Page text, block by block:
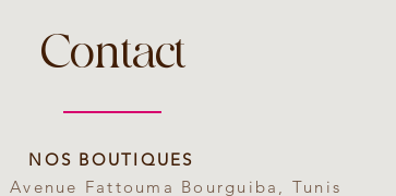
Contact
NOS BOUTIQUES
Avenue Fattouma Bourguiba, Tunis